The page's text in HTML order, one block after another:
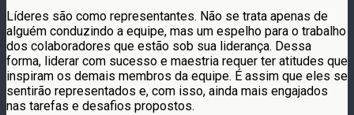
Líderes são como representantes. Não se trata apenas de
alguém conduzindo a equipe, mas um espelho para o trabalho
dos colaboradores que estão sob sua liderança. Dessa
forma, liderar com sucesso e maestria requer ter atitudes que
inspiram os demais membros da equipe. É assim que eles se
sentirão representados e, com isso, ainda mais engajados
nas tarefas e desafios propostos.